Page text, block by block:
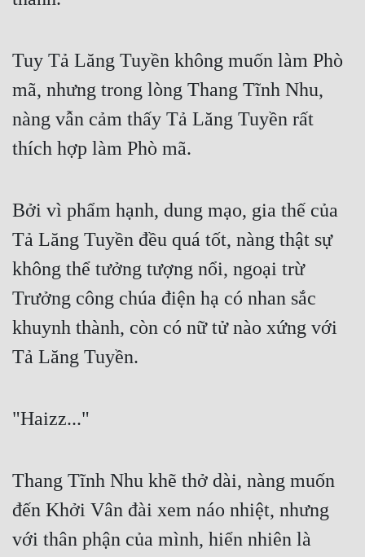
Mỹ Thực
Ngược
Phương Tây
Phản Phái
Quan Trường
Quân Sự
Sảng Văn
Sắc
Tiểu Thuyết
Tuy Tả Lăng Tuyền không muốn làm Phò
mã, nhưng trong lòng Thang Tĩnh Nhu,
nàng vẫn cảm thấy Tả Lăng Tuyền rất
thích hợp làm Phò mã.
Bởi vì phẩm hạnh, dung mạo, gia thế của
Tả Lăng Tuyền đều quá tốt, nàng thật sự
không thể tưởng tượng nổi, ngoại trừ
Trưởng công chúa điện hạ có nhan sắc
khuynh thành, còn có nữ tử nào xứng với
Tả Lăng Tuyền.
"Haizz..."
Thang Tĩnh Nhu khẽ thở dài, nàng muốn
đến Khởi Vân đài xem náo nhiệt, nhưng
với thân phận của mình, hiển nhiên là